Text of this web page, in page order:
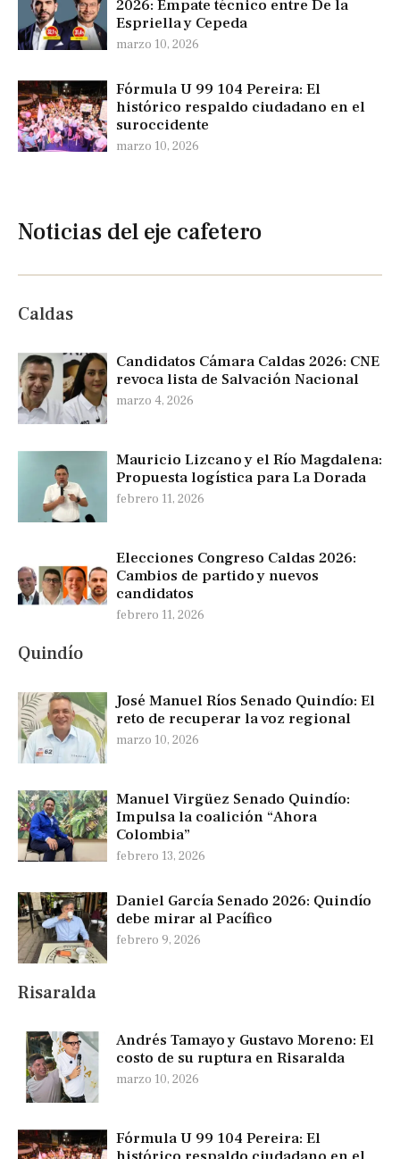
2026: Empate técnico entre De la
Espriella y Cepeda
marzo 10, 2026
Fórmula U 99 104 Pereira: El
histórico respaldo ciudadano en el
suroccidente
marzo 10, 2026
Noticias del eje cafetero
Caldas
Candidatos Cámara Caldas 2026: CNE
revoca lista de Salvación Nacional
marzo 4, 2026
Mauricio Lizcano y el Río Magdalena:
Propuesta logística para La Dorada
febrero 11, 2026
Elecciones Congreso Caldas 2026:
Cambios de partido y nuevos
candidatos
febrero 11, 2026
Quindío
José Manuel Ríos Senado Quindío: El
reto de recuperar la voz regional
marzo 10, 2026
Manuel Virgüez Senado Quindío:
Impulsa la coalición “Ahora
Colombia”
febrero 13, 2026
Daniel García Senado 2026: Quindío
debe mirar al Pacífico
febrero 9, 2026
Risaralda
Andrés Tamayo y Gustavo Moreno: El
costo de su ruptura en Risaralda
marzo 10, 2026
Fórmula U 99 104 Pereira: El